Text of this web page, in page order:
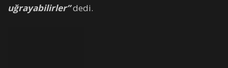
uğrayabilirler”dedi.